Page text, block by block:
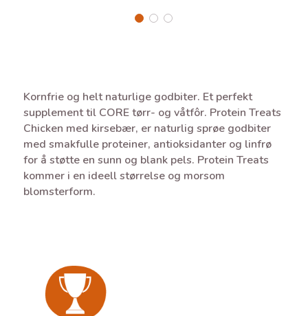
Kornfrie og helt naturlige godbiter. Et perfekt
supplement til CORE tørr- og våtfôr. Protein Treats
Chicken med kirsebær, er naturlig sprøe godbiter
med smakfulle proteiner, antioksidanter og linfrø
for å støtte en sunn og blank pels. Protein Treats
kommer i en ideell størrelse og morsom
blomsterform.